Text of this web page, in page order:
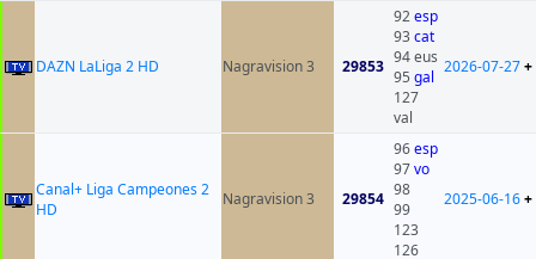
DAZN LaLiga 2 HD Nagravision 3 29853
92esp
93cat
94 eus
95 gal
127
val
2026-07-27+
Canal+ Liga Campeones 2
HD
Nagravision 3 29854
96esp
97vo
98
99
123
126
2025-06-16+